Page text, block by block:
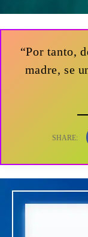
“Por tanto,
madre, se